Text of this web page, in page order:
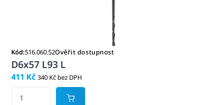
Kód:516.060.52Ověřit dostupnost
D6x57 L93 L
411 Kč 340 Kč bez DPH